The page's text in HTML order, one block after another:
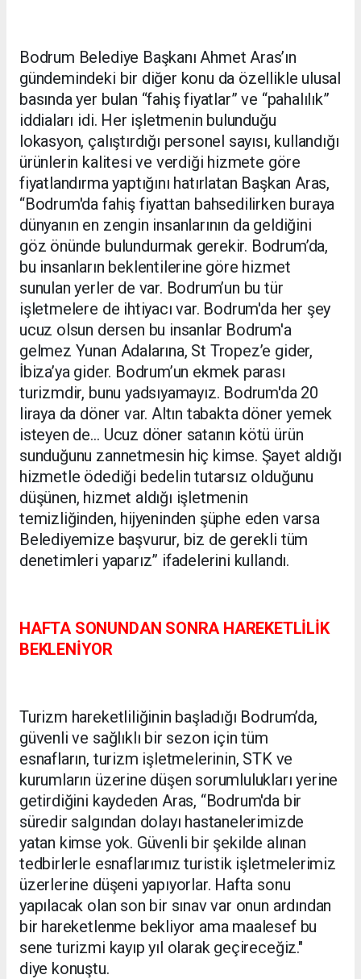
Bodrum Belediye Başkanı Ahmet Aras’ın
gündemindeki bir diğer konu da özellikle ulusal
basında yer bulan “fahiş fiyatlar” ve “pahalılık”
iddiaları idi. Her işletmenin bulunduğu
lokasyon, çalıştırdığı personel sayısı, kullandığı
ürünlerin kalitesi ve verdiği hizmete göre
fiyatlandırma yaptığını hatırlatan Başkan Aras,
“Bodrum'da fahiş fiyattan bahsedilirken buraya
dünyanın en zengin insanlarının da geldiğini
göz önünde bulundurmak gerekir. Bodrum’da,
bu insanların beklentilerine göre hizmet
sunulan yerler de var. Bodrum’un bu tür
işletmelere de ihtiyacı var. Bodrum'da her şey
ucuz olsun dersen bu insanlar Bodrum'a
gelmez Yunan Adalarına, St Tropez’e gider,
İbiza’ya gider. Bodrum’un ekmek parası
turizmdir, bunu yadsıyamayız. Bodrum'da 20
liraya da döner var. Altın tabakta döner yemek
isteyen de… Ucuz döner satanın kötü ürün
sunduğunu zannetmesin hiç kimse. Şayet aldığı
hizmetle ödediği bedelin tutarsız olduğunu
düşünen, hizmet aldığı işletmenin
temizliğinden, hijyeninden şüphe eden varsa
Belediyemize başvurur, biz de gerekli tüm
denetimleri yaparız” ifadelerini kullandı.
HAFTA SONUNDAN SONRA HAREKETLİLİK
BEKLENİYOR
Turizm hareketliliğinin başladığı Bodrum’da,
güvenli ve sağlıklı bir sezon için tüm
esnafların, turizm işletmelerinin, STK ve
kurumların üzerine düşen sorumlulukları yerine
getirdiğini kaydeden Aras, “Bodrum'da bir
süredir salgından dolayı hastanelerimizde
yatan kimse yok. Güvenli bir şekilde alınan
tedbirlerle esnaflarımız turistik işletmelerimiz
üzerlerine düşeni yapıyorlar. Hafta sonu
yapılacak olan son bir sınav var onun ardından
bir hareketlenme bekliyor ama maalesef bu
sene turizmi kayıp yıl olarak geçireceğiz."
diye konuştu.